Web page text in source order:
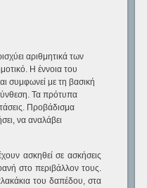
αριθμητικά των
Η έννοια του
συμφωνεί με τη βασική
Τα πρότυπα
Προβάδισμα
να αναλάβει
ασκηθεί σε ασκήσεις
στο περιβάλλον τους.
του δαπέδου, στα